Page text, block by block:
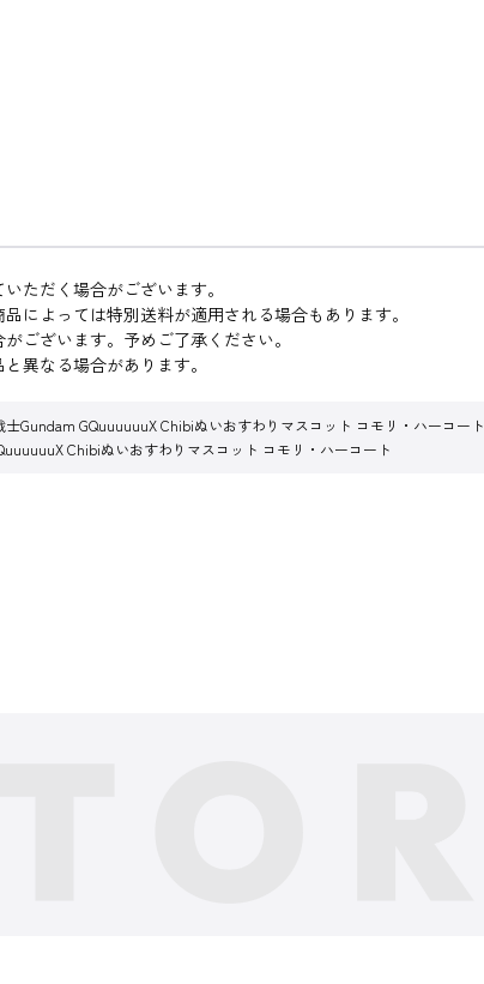
ただく場合がございます。
によっては特別送料が適用される場合もあります。
ございます。予めご了承ください。
異なる場合があります。
士Gundam GQuuuuuuX Chibiぬいおすわりマスコット コモリ・ハーコート
Chibiぬいおすわりマスコット コモリ・ハーコート